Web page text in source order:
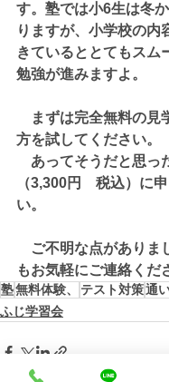
す。塾では小6生は冬
りますが、小学校の内
きているととてもスム
勉強が進みますよ。
まずは完全無料の見
方を試してください。
あってそうだと思っ
（3,300円　税込）に
い。
ご不明な点がありま
もお気軽にご連絡くだ
塾無料体験、 テスト対策通
ふじ学習会